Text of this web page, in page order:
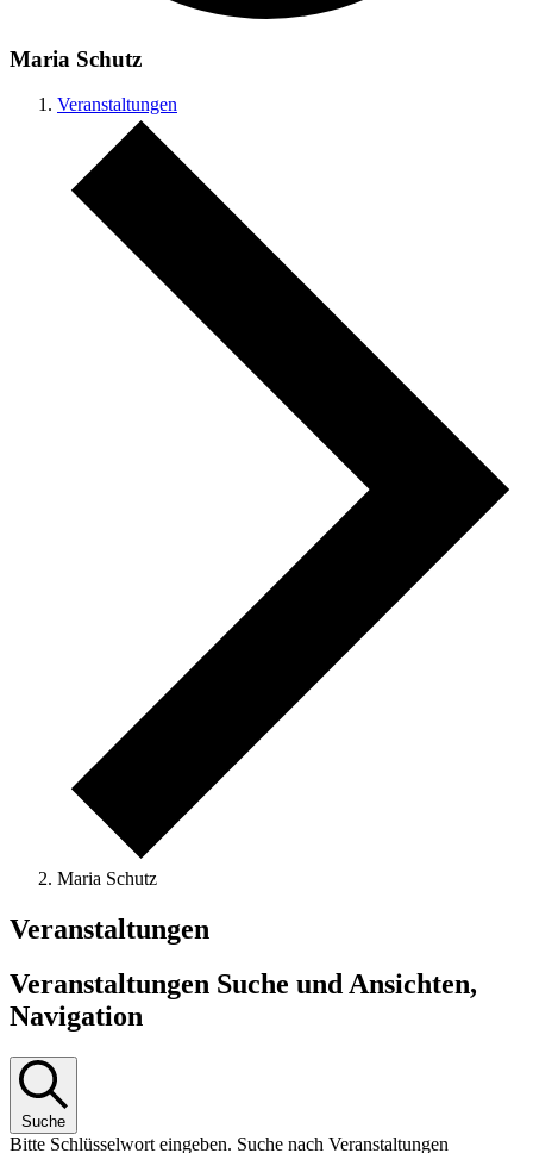
Maria Schutz
Veranstaltungen
Maria Schutz
Veranstaltungen
Veranstaltungen Suche und Ansichten,
Navigation
Suche
Bitte Schlüsselwort eingeben. Suche nach Veranstaltungen